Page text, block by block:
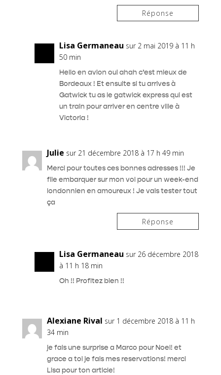
Réponse
Lisa Germaneau sur 2 mai 2019 à 11 h
50 min
Hello en avion oui ahah c’est mieux de
Bordeaux ! Et ensuite si tu arrives à
Gatwick tu as le gatwick express qui est
un train pour arriver en centre ville à
Victoria !
Julie sur 21 décembre 2018 à 17 h 49 min
Merci pour toutes ces bonnes adresses !!! Je
file embarquer sur mon vol pour un week-end
londonnien en amoureux ! Je vais tester tout
ça
Réponse
Lisa Germaneau sur 26 décembre 2018
à 11 h 18 min
Oh !! Profitez bien !!
Alexiane Rival sur 1 décembre 2018 à 11 h
34 min
je fais une surprise a Marco pour Noel! et
grace a toi je fais mes reservations! merci
Lisa pour ton article!